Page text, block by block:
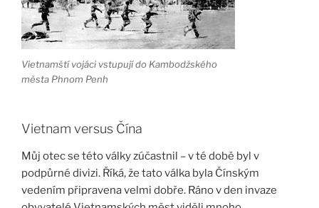
Vietnamští vojáci vstupují do Kambodžského
města Phnom Penh
Vietnam versus Čína
Můj otec se této války zúčastnil – v té době byl v
podpůrné divizi. Říká, že tato válka byla Čínským
vedením připravena velmi dobře. Ráno v den invaze